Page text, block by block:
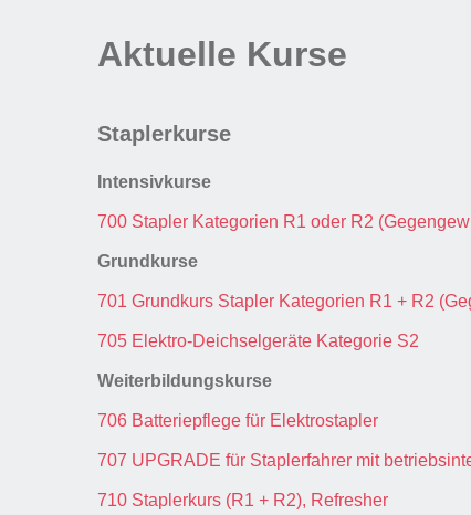
Aktuelle Kurse
Staplerkurse
Intensivkurse
700 Stapler Kategorien R1 oder R2
Grundkurse
701 Grundkurs Stapler Kategorien R1 + R2
705 Elektro-Deichselgeräte Kategorie S2
Weiterbildungskurse
706 Batteriepflege für Elektrostapler
707 UPGRADE für Staplerfahrer mit
710 Staplerkurs (R1 + R2), Refresher